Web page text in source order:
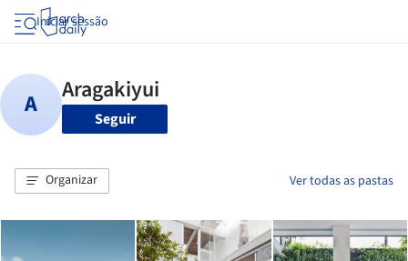
Iniciar sessão
Seguir
Organizar Ver todas as pastas